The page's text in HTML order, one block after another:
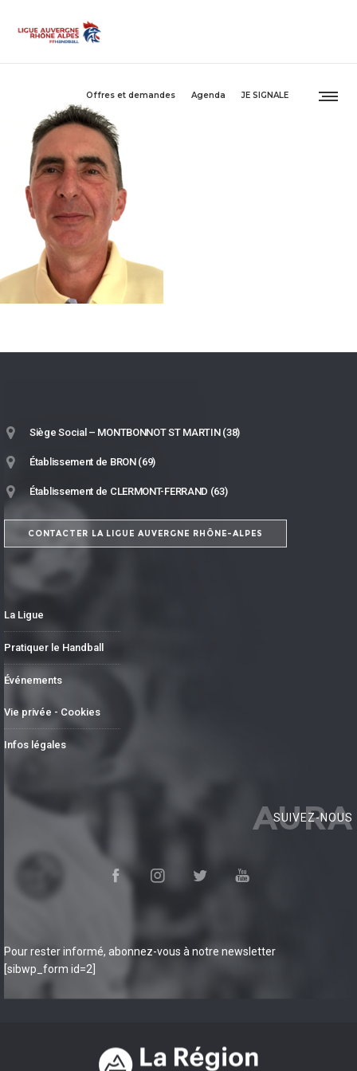
Offres et demandes Agenda JE SIGNALE
Siège Social – MONTBONNOT ST MARTIN (38)
Établissement de BRON (69)
Établissement de CLERMONT-FERRAND (63)
CONTACTER LA LIGUE AUVERGNE RHÔNE-ALPES
La Ligue
Pratiquer le Handball
Événements
Vie privée - Cookies
Infos légales
AURA
SUIVEZ-NOUS
Pour rester informé, abonnez-vous à notre newsletter
[sibwp_form id=2]